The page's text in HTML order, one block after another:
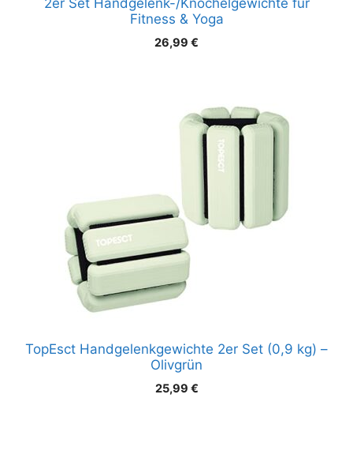
Fitness & Yoga
26,99 €
TopEsct Handgelenkgewichte 2er Set (0,9 kg) –
Olivgrün
25,99 €